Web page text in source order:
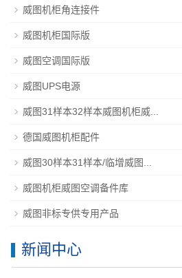
威图机柜角连接件
威图机柜国际版
威图空调国际版
威图UPS电源
威图31样本32样本威图机柜威...
德国威图机柜配件
威图30样本31样本/临增威图...
威图机柜威图空调备件库
威图非标专供专用产品
新闻中心